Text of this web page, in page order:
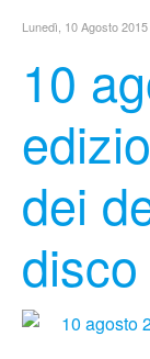
Lunedì, 10 Agosto 2015
10
dei
disco